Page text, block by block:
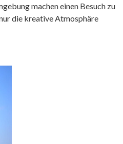
machen einen Besuch zu
die kreative Atmosphäre